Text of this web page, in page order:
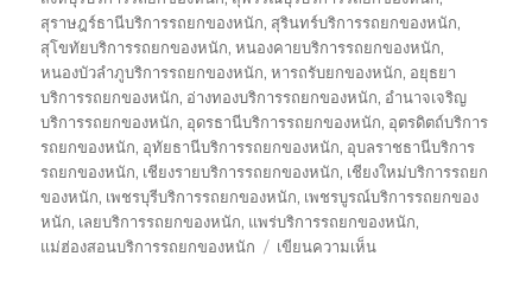
สุราษฎร์ธานีบริการรถยกของหนัก, สุรินทร์บริการรถยกของหนัก,
สุโขทัยบริการรถยกของหนัก,หนองคายบริการรถยกของหนัก,
หนองบัวลำภูบริการรถยกของหนัก,หารถรับยกของหนัก, อยุธยา
บริการรถยกของหนัก, อ่างทองบริการรถยกของหนัก, อำนาจเจริญ
บริการรถยกของหนัก, อุดรธานีบริการรถยกของหนัก, อุตรดิตถ์บริการ
รถยกของหนัก, อุทัยธานีบริการรถยกของหนัก, อุบลราชธานีบริการ
รถยกของหนัก, เชียงรายบริการรถยกของหนัก, เชียงใหม่บริการรถยก
ของหนัก, เพชรบุรีบริการรถยกของหนัก, เพชรบูรณ์บริการรถยกของ
หนัก, เลยบริการรถยกของหนัก, แพร่บริการรถยกของหนัก,
แม่ฮ่องสอนบริการรถยกของหนัก
เขียนความเห็นบน